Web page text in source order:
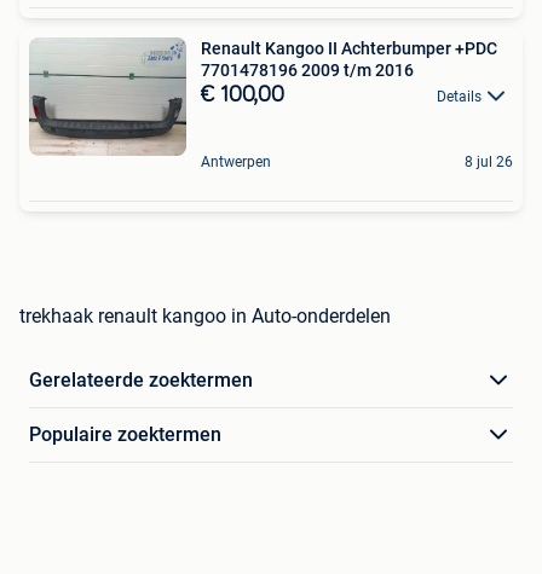
Renault Kangoo II Achterbumper +PDC
7701478196 2009 t/m 2016
€ 100,00 Details
Antwerpen 8 jul 26
trekhaak renault kangoo in Auto-onderdelen
Gerelateerde zoektermen
Populaire zoektermen